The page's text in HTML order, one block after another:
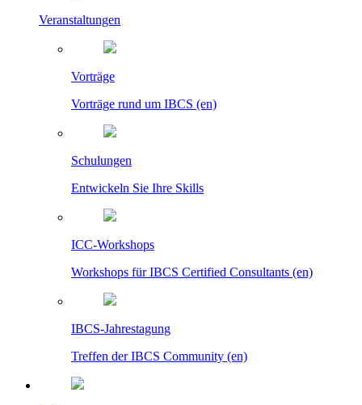
Veranstaltungen
Vorträge
Vorträge rund um IBCS (en)
Schulungen
Entwickeln Sie Ihre Skills
ICC-Workshops
Workshops für IBCS Certified Consultants (en)
IBCS-Jahrestagung
Treffen der IBCS Community (en)